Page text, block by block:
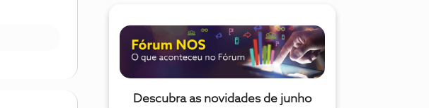
Descubra as novidades de junho